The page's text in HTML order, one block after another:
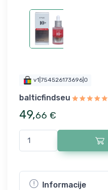
v1|754526173696|0
balticfindseu
49,66 €
Informacije